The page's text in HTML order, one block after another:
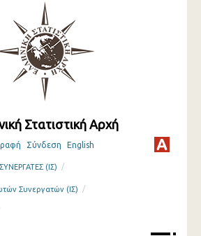
Στατιστική Αρχή
Σύνδεση English
(ΙΣ) /
Συνεργατών (ΙΣ) /